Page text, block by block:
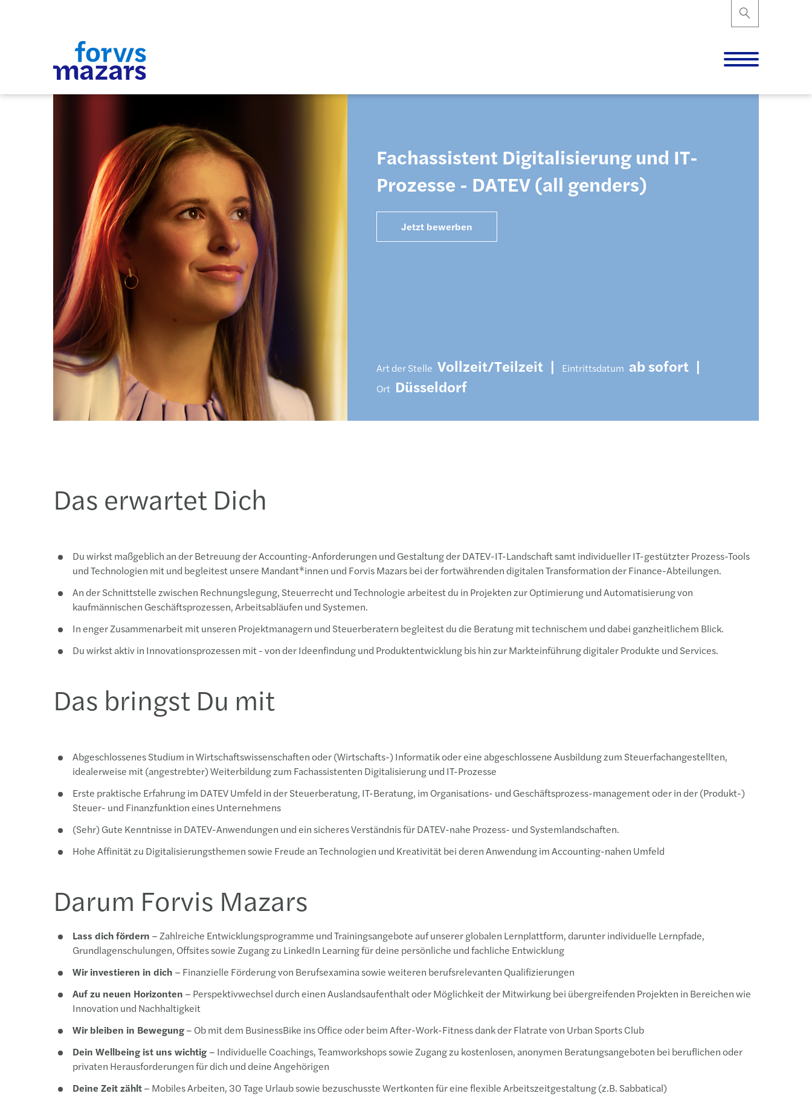
Fachassistent Digitalisierung und IT-
Prozesse - DATEV (all genders)
Jetzt bewerben
Art der Stelle Vollzeit/Teilzeit | Eintrittsdatum ab sofort |
Ort Düsseldorf
Das erwartet Dich
Du wirkst maßgeblich an der Betreuung der Accounting-Anforderungen und Gestaltung der DATEV-IT-Landschaft samt individueller IT-gestützter Prozess-Tools
und Technologien mit und begleitest unsere Mandant*innen und Forvis Mazars bei der fortwährenden digitalen Transformation der Finance-Abteilungen.
An der Schnittstelle zwischen Rechnungslegung, Steuerrecht und Technologie arbeitest du in Projekten zur Optimierung und Automatisierung von
kaufmännischen Geschäftsprozessen, Arbeitsabläufen und Systemen.
In enger Zusammenarbeit mit unseren Projektmanagern und Steuerberatern begleitest du die Beratung mit technischem und dabei ganzheitlichem Blick.
Du wirkst aktiv in Innovationsprozessen mit - von der Ideenfindung und Produktentwicklung bis hin zur Markteinführung digitaler Produkte und Services.
Das bringst Du mit
Abgeschlossenes Studium in Wirtschaftswissenschaften oder (Wirtschafts-) Informatik oder eine abgeschlossene Ausbildung zum Steuerfachangestellten,
idealerweise mit (angestrebter) Weiterbildung zum Fachassistenten Digitalisierung und IT-Prozesse
Erste praktische Erfahrung im DATEV Umfeld in der Steuerberatung, IT-Beratung, im Organisations- und Geschäftsprozess-management oder in der (Produkt-)
Steuer- und Finanzfunktion eines Unternehmens
(Sehr) Gute Kenntnisse in DATEV-Anwendungen und ein sicheres Verständnis für DATEV-nahe Prozess- und Systemlandschaften.
Hohe Affinität zu Digitalisierungsthemen sowie Freude an Technologien und Kreativität bei deren Anwendung im Accounting-nahen Umfeld
Darum Forvis Mazars
Lass dich fördern – Zahlreiche Entwicklungsprogramme und Trainingsangebote auf unserer globalen Lernplattform, darunter individuelle Lernpfade,
Grundlagenschulungen, Offsites sowie Zugang zu LinkedIn Learning für deine persönliche und fachliche Entwicklung
Wir investieren in dich – Finanzielle Förderung von Berufsexamina sowie weiteren berufsrelevanten Qualifizierungen
Auf zu neuen Horizonten – Perspektivwechsel durch einen Auslandsaufenthalt oder Möglichkeit der Mitwirkung bei übergreifenden Projekten in Bereichen wie
Innovation und Nachhaltigkeit
Wir bleiben in Bewegung– Ob mit dem BusinessBike ins Office oder beim After-Work-Fitness dank der Flatrate von Urban Sports Club
Dein Wellbeing ist uns wichtig – Individuelle Coachings, Teamworkshops sowie Zugang zu kostenlosen, anonymen Beratungsangeboten bei beruflichen oder
privaten Herausforderungen für dich und deine Angehörigen
Deine Zeit zählt– Mobiles Arbeiten, 30 Tage Urlaub sowie bezuschusste Wertkonten für eine flexible Arbeitszeitgestaltung (z.B. Sabbatical)